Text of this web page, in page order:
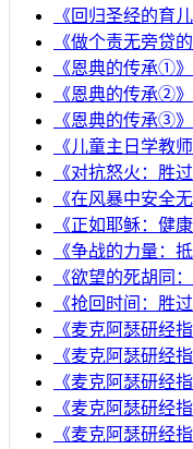
《回归圣经的育儿
《做个责无旁贷的
《恩典的传承①》
《恩典的传承②》
《恩典的传承③》
《儿童主日学教师
《对抗怒火：胜过
《在风暴中安全
《正如耶稣：健康
《争战的力量：
《欲望的死胡同
《抢回时间：胜
《麦克阿瑟研经
《麦克阿瑟研经
《麦克阿瑟研经
《麦克阿瑟研经
《麦克阿瑟研经